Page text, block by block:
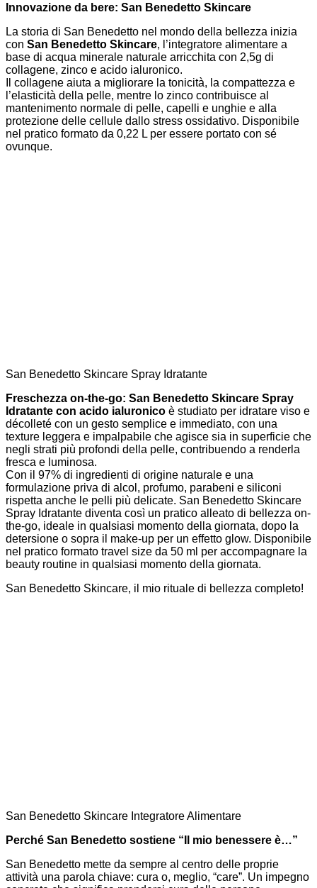
Innovazione da bere: San Benedetto Skincare
La storia di San Benedetto nel mondo della bellezza inizia
con San Benedetto Skincare, l’integratore alimentare a
base di acqua minerale naturale arricchita con 2,5g di
collagene, zinco e acido ialuronico.
Il collagene aiuta a migliorare la tonicità, la compattezza e
l’elasticità della pelle, mentre lo zinco contribuisce al
mantenimento normale di pelle, capelli e unghie e alla
protezione delle cellule dallo stress ossidativo. Disponibile
nel pratico formato da 0,22 L per essere portato con sé
ovunque.
San Benedetto Skincare Spray Idratante
Freschezza on-the-go: San Benedetto Skincare Spray
Idratante con acido ialuronico è studiato per idratare viso e
décolleté con un gesto semplice e immediato, con una
texture leggera e impalpabile che agisce sia in superficie che
negli strati più profondi della pelle, contribuendo a renderla
fresca e luminosa.
Con il 97% di ingredienti di origine naturale e una
formulazione priva di alcol, profumo, parabeni e siliconi
rispetta anche le pelli più delicate. San Benedetto Skincare
Spray Idratante diventa così un pratico alleato di bellezza on-
the-go, ideale in qualsiasi momento della giornata, dopo la
detersione o sopra il make-up per un effetto glow. Disponibile
nel pratico formato travel size da 50 ml per accompagnare la
beauty routine in qualsiasi momento della giornata.
San Benedetto Skincare, il mio rituale di bellezza completo!
San Benedetto Skincare Integratore Alimentare
Perché San Benedetto sostiene “Il mio benessere è…”
San Benedetto mette da sempre al centro delle proprie
attività una parola chiave: cura o, meglio, “care”. Un impegno